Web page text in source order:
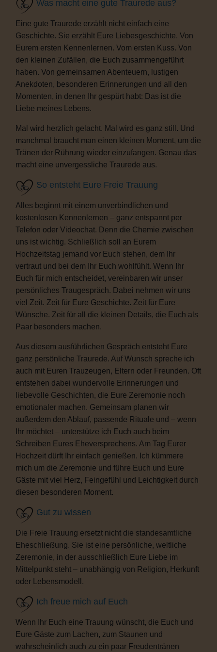
Was macht eine gute Traurede aus?
Eine gute Traurede erzählt nicht einfach eine
Geschichte. Sie erzählt Eure Liebesgeschichte. Von
Eurem ersten Kennenlernen. Vom ersten Kuss. Von
den kleinen Zufällen, die Euch zusammengeführt
haben. Von gemeinsamen Abenteuern, lustigen
Anekdoten, besonderen Erinnerungen und all den
Momenten, in denen Ihr gespürt habt: Das ist die
Liebe meines Lebens.
Mal wird herzlich gelacht. Mal wird es ganz still. Und
manchmal braucht man einen kleinen Moment, um die
Tränen der Rührung wieder einzufangen. Genau das
macht eine unvergessliche Traurede aus.
So entsteht Eure Freie Trauung
Alles beginnt mit einem unverbindlichen und
kostenlosen Kennenlernen – ganz entspannt per
Telefon oder Videochat. Denn die Chemie zwischen
uns ist wichtig. Schließlich soll an Eurem
Hochzeitstag jemand vor Euch stehen, dem Ihr
vertraut und bei dem Ihr Euch wohlfühlt. Wenn Ihr
Euch für mich entscheidet, vereinbaren wir unser
persönliches Traugespräch. Dabei nehmen wir uns
viel Zeit. Zeit für Eure Geschichte. Zeit für Eure
Wünsche. Zeit für all die kleinen Details, die Euch als
Paar besonders machen.
Aus diesem ausführlichen Gespräch entsteht Eure
ganz persönliche Traurede. Auf Wunsch spreche ich
auch mit Euren Trauzeugen, Eltern oder Freunden. Oft
entstehen dabei wundervolle Erinnerungen und
liebevolle Geschichten, die Eure Zeremonie noch
emotionaler machen. Gemeinsam planen wir
außerdem den Ablauf, passende Rituale und – wenn
Ihr möchtet – unterstütze ich Euch auch beim
Schreiben Eures Eheversprechens. Am Tag Eurer
Hochzeit dürft Ihr einfach genießen. Ich kümmere
mich um die Zeremonie und führe Euch und Eure
Gäste mit viel Herz, Feingefühl und Leichtigkeit durch
diesen besonderen Moment.
Gut zu wissen
Die Freie Trauung ersetzt nicht die standesamtliche
Eheschließung. Sie ist eine persönliche, weltliche
Zeremonie, in der ausschließlich Eure Liebe im
Mittelpunkt steht – unabhängig von Religion, Herkunft
oder Lebensmodell.
Ich freue mich auf Euch
Wenn Ihr Euch eine Trauung wünscht, die Euch und
Eure Gäste zum Lachen, zum Staunen und
wahrscheinlich auch zu ein paar Freudentränen